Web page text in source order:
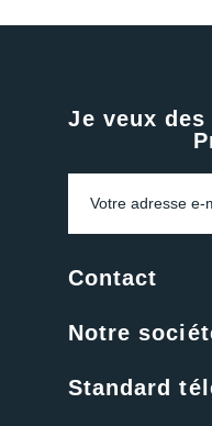
Je veux
Contact
Notre
Standard